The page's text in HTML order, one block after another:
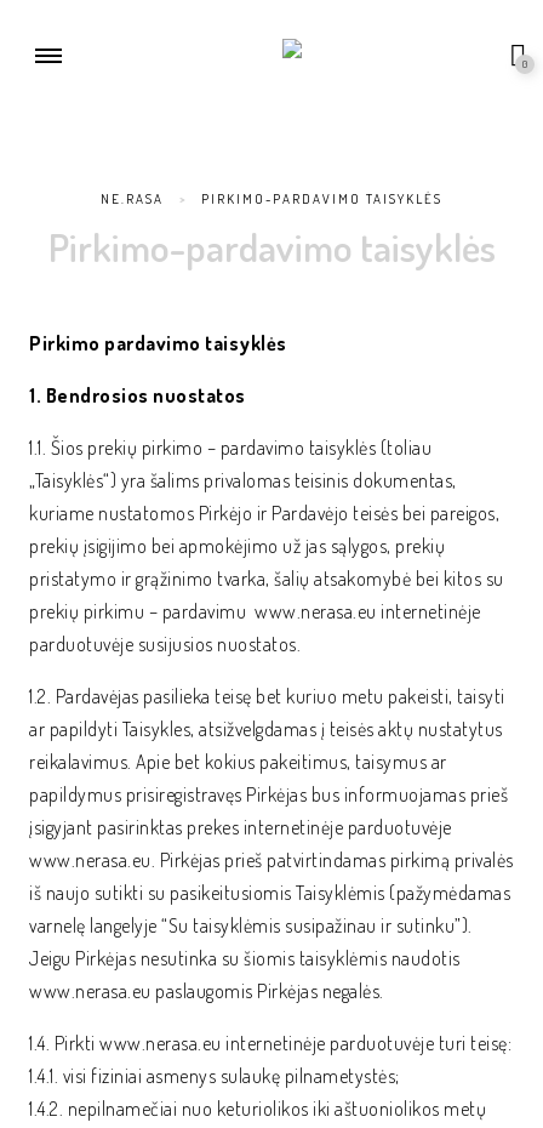
0
NE.RASA > PIRKIMO-PARDAVIMO TAISYKLĖS
Pirkimo-pardavimo taisyklės
Pirkimo pardavimo taisyklės
1. Bendrosios nuostatos
1.1. Šios prekių pirkimo – pardavimo taisyklės (toliau
„Taisyklės“) yra šalims privalomas teisinis dokumentas,
kuriame nustatomos Pirkėjo ir Pardavėjo teisės bei pareigos,
prekių įsigijimo bei apmokėjimo už jas sąlygos, prekių
pristatymo ir grąžinimo tvarka, šalių atsakomybė bei kitos su
prekių pirkimu – pardavimu www.nerasa.eu internetinėje
parduotuvėje susijusios nuostatos.
1.2. Pardavėjas pasilieka teisę bet kuriuo metu pakeisti, taisyti
ar papildyti Taisykles, atsižvelgdamas į teisės aktų nustatytus
reikalavimus. Apie bet kokius pakeitimus, taisymus ar
papildymus prisiregistravęs Pirkėjas bus informuojamas prieš
įsigyjant pasirinktas prekes internetinėje parduotuvėje
www.nerasa.eu. Pirkėjas prieš patvirtindamas pirkimą privalės
iš naujo sutikti su pasikeitusiomis Taisyklėmis (pažymėdamas
varnelę langelyje “Su taisyklėmis susipažinau ir sutinku”).
Jeigu Pirkėjas nesutinka su šiomis taisyklėmis naudotis
www.nerasa.eu paslaugomis Pirkėjas negalės.
1.4. Pirkti www.nerasa.eu internetinėje parduotuvėje turi teisę:
1.4.1. visi fiziniai asmenys sulaukę pilnametystės;
1.4.2. nepilnamečiai nuo keturiolikos iki aštuoniolikos metų